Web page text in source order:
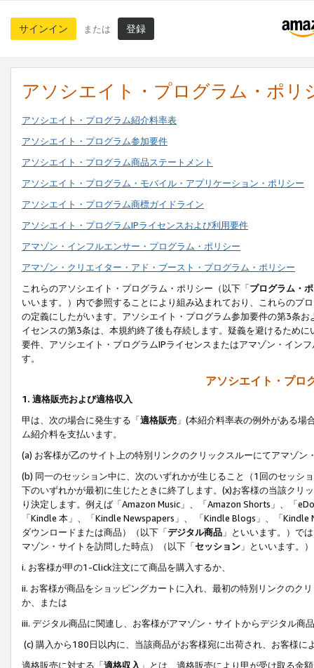
サインイン または 登録
アソシエイト・プログラム・ポリ
アソシエイト・プログラム紹介料率表
アソシエイト・プログラム参加要件
アソシエイト・プログラム商品ステートメント
アソシエイト・プログラム・モバイル・アプリケーション・ポリシー
アソシエイト・プログラム商標ガイドライン
アソシエイト・プログラムIPライセンスおよび利用要件
アマゾン・インフルエンサー・プログラム・ポリシー
アマゾン・クリエイター・アド・ブースト・プログラム・ポリシー
これらのアソシエイト・プログラム・ポリシー（以下「プログラム・
いいます。）内で参照することにより組み込まれており、これらのプ
の定義にしたがいます。アソシエイト・プログラム参加要件の第3条
イセンスの第3条は、本規約終了後も存続します。疑義を避けるため
要件、アソシエイト・プログラムIPライセンスまたはアマゾン・イン
す。
アソシエイト・プロ
1. 適格販売および適格収入
甲は、次の場合に発生する「適格販売 」(本紹介料率表の例外がある
ム紹介料を支払います。
(a) お客様が乙のサイト上の特別リンクのクリックスルーにてアマゾン
(b) 同一のセッション中に、次のいずれかが生じること（1回のセッシ
下のいずれかが最初に生じたときに終了します。(x)お客様の当該ク
り決定します。例えば「Amazon Music」、「Amazon Shorts」、「
「Kindle 本」、「Kindle Newspapers」、 「Kindle Blogs」、「
ダウンロードまたは商品）（以下「デジタル商品 」といいます。）で
マゾン・サイトを訪問した時点）（以下「セッション 」といいます。
i. お客様が甲の1-Click注文にて商品を購入するか、
ii. お客様が商品をショッピングカートに入れ、最初の特別リンクのク
か、または
iii. デジタル商品に関連し、お客様がアマゾン・サイトからデジタル
(c) 購入から180日以内に、当該商品がお客様宛に出荷され、お客様
適格販売に対する「適格収入 」とは、適格販売により甲が受け取る金